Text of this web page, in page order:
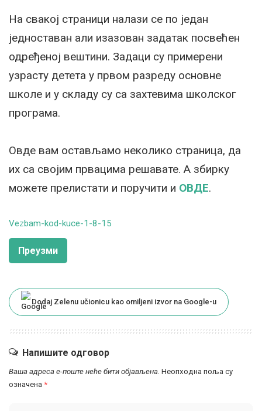
На свакој страници налази се по један
једноставан али изазован задатак посвећен
одређеној вештини. Задаци су примерени
узрасту детета у првом разреду основне
школе и у складу су са захтевима школског
програма.
Овде вам остављамо неколико страница, да
их са својим првацима решавате. А збирку
можете прелистати и поручити и ОВДЕ.
Vezbam-kod-kuce-1-8-15
Преузми
Dodaj Zelenu učionicu kao omiljeni izvor na Google-u
Напишите одговор
Ваша адреса е-поште неће бити објављена. Неопходна поља су
означена *